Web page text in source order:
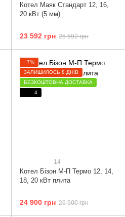
Котел Маяк Стандарт 12, 16,
20 кВт (5 мм)
23 592 грн 25 592 грн
−7%
ЗАЛИШИЛОСЬ 8 ДНІВ
БЕЗКОШТОВНА ДОСТАВКА
4
14
Котел Бізон М-П Термо 12, 14,
18, 20 кВт плита
24 900 грн 26 900 грн